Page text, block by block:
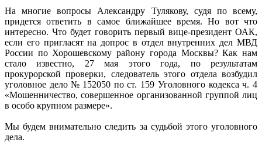
На многие вопросы Александру Тулякову, судя по всему,
придется ответить в самое ближайшее время. Но вот что
интересно. Что будет говорить первый вице-президент ОАК,
если его пригласят на допрос в отдел внутренних дел МВД
России по Хорошевскому району города Москвы? Как нам
стало известно, 27 мая этого года, по результатам
прокурорской проверки, следователь этого отдела возбудил
уголовное дело № 152050 по ст. 159 Уголовного кодекса ч. 4
«Мошенничество, совершенное организованной группой лиц
в особо крупном размере».
Мы будем внимательно следить за судьбой этого уголовного
дела.